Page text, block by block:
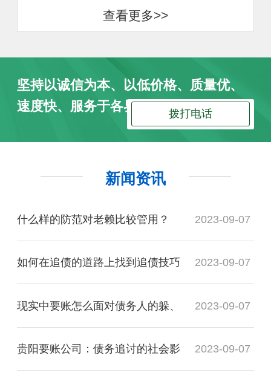
查看更多>>
坚持以诚信为本、以低价格、质量优、
速度快、服务于各界朋友
拨打电话
新闻资讯
什么样的防范对老赖比较管用？ 2023-09-07
如何在追债的道路上找到追债技巧 2023-09-07
现实中要账怎么面对债务人的躲、 2023-09-07
贵阳要账公司：债务追讨的社会影 2023-09-07